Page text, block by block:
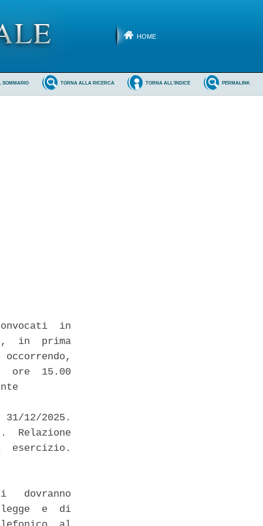
HOME
PERMALINK
TORNA ALL'INDICE
TORNA ALLA RICERCA
SOMMARIO
in
in  prima
ore  15.00
31/12/2025.
Relazione
esercizio.
dovranno
e  di